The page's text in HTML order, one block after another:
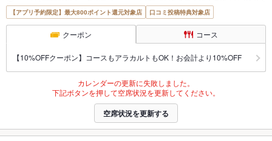
【アプリ予約限定】最大800ポイント還元対象店 口コミ投稿特典対象店
クーポン コース
【10%OFFクーポン】コースもアラカルトもOK！お会計より10%OFF
カレンダーの更新に失敗しました。
下記ボタンを押して空席状況を更新してください。
空席状況を更新する